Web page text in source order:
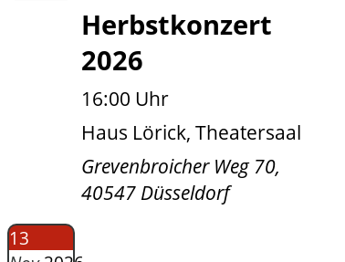
Herbstkonzert
2026
16:00 Uhr
Haus Lörick, Theatersaal
Grevenbroicher Weg 70,
40547 Düsseldorf
13